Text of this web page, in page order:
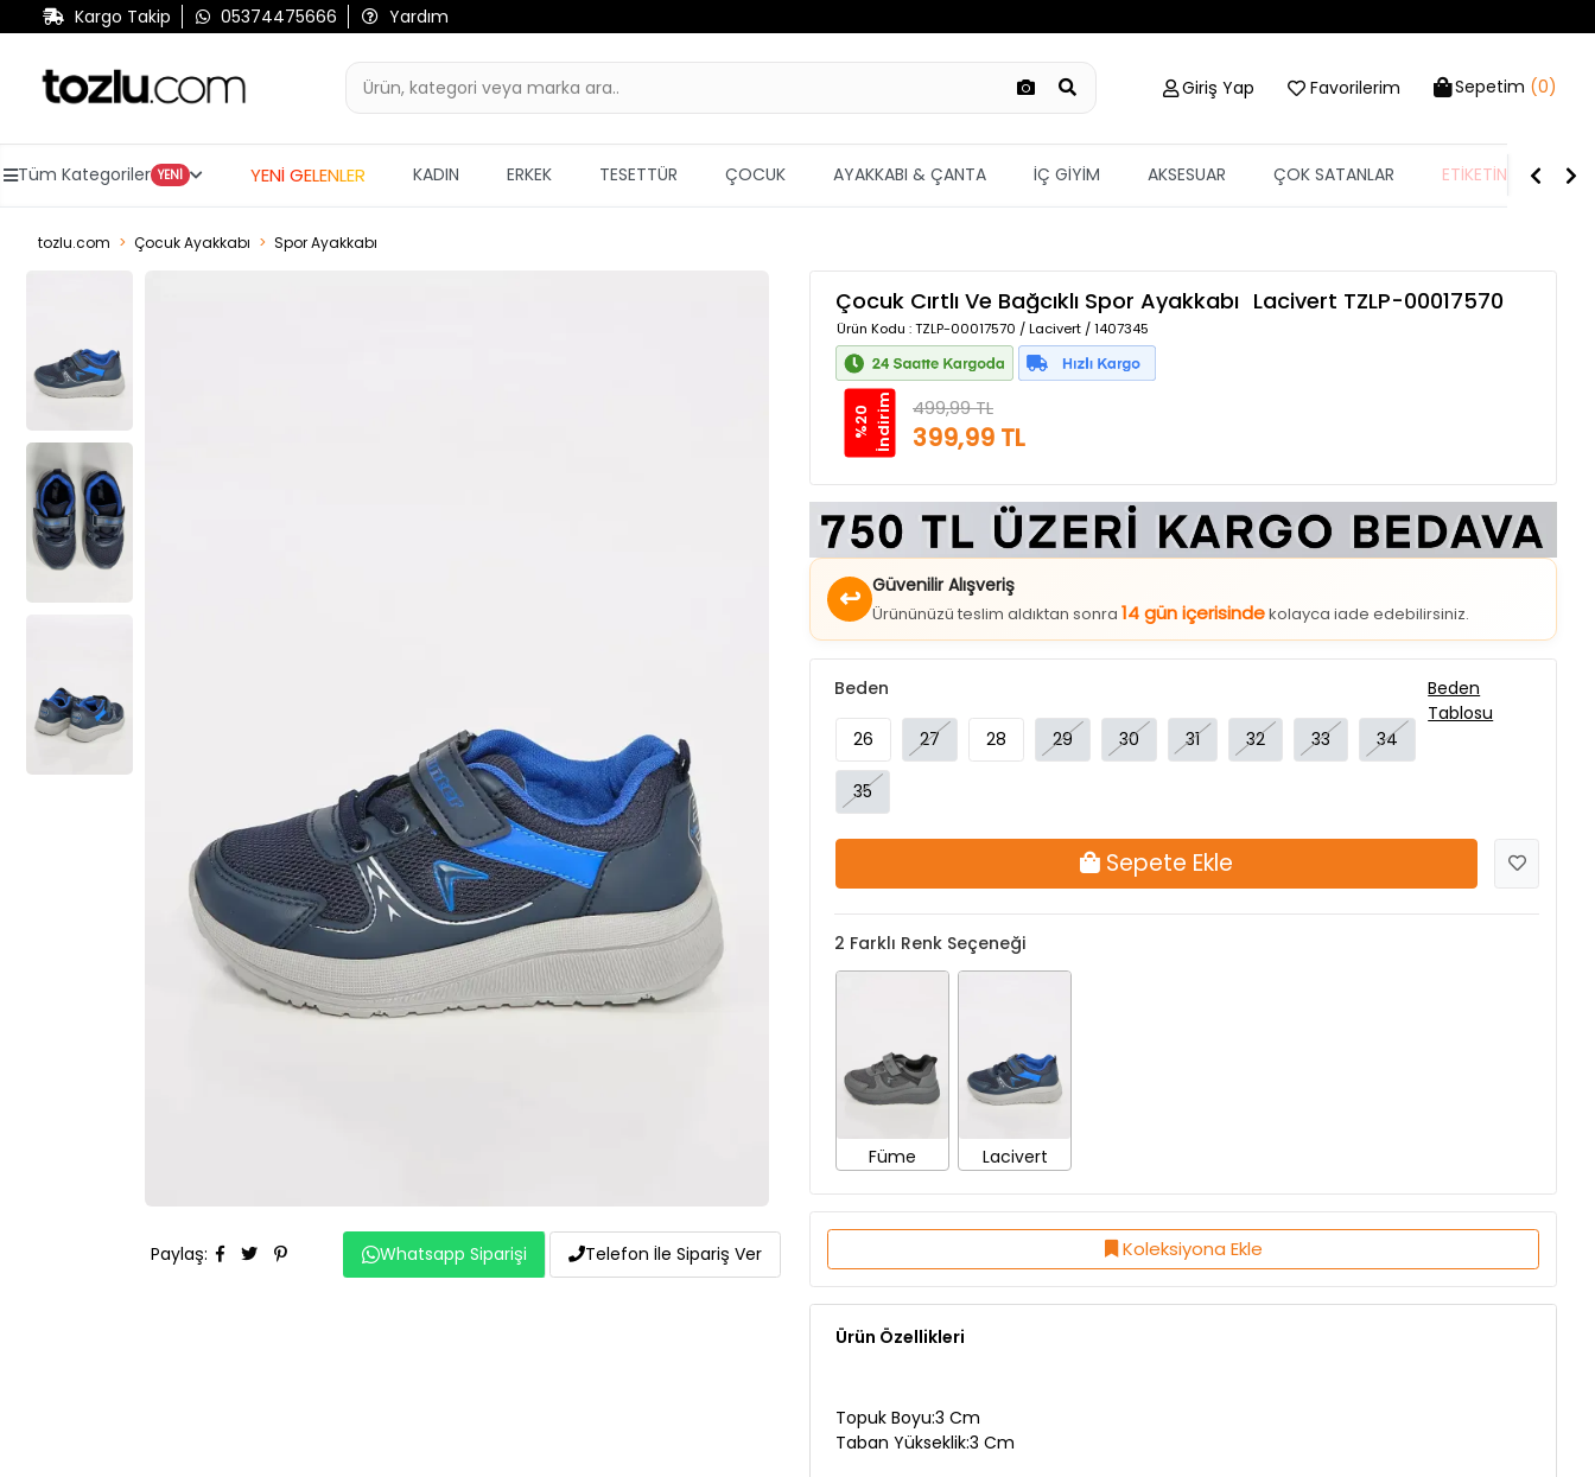
Kargo Takip 05374475666 Yardım
Giriş Yap Favorilerim Sepetim (0)
Tüm Kategoriler YENİ YENİ GELENLER KADIN ERKEK TESETTÜR ÇOCUK AYAKKABI & ÇANTA İÇ GİYİM AKSESUAR ÇOK SATANLAR ETİKETİN YARISI
tozlu.com Çocuk Ayakkabı Spor Ayakkabı
Paylaş: Whatsapp Siparişi Telefon İle Sipariş Ver
Çocuk Cırtlı Ve Bağcıklı Spor Ayakkabı Lacivert TZLP-00017570
Ürün Kodu : TZLP-00017570 / Lacivert / 1407345
%
2
0
İ
n
d
i
r
i m 499,99 TL
399,99 TL
↩ Güvenilir Alışveriş
Ürününüzü teslim aldıktan sonra 14 gün içerisindekolayca iade edebilirsiniz.
Beden
26 27 28 29 30 31 32 33 34
35
Beden
Tablosu
Sepete Ekle
2 Farklı Renk Seçeneği
Füme Lacivert
Koleksiyona Ekle
Ürün Özellikleri
Topuk Boyu:3 Cm
Taban Yükseklik:3 Cm